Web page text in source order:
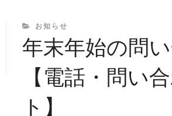
CATEGORIES
お知らせ
年末年始の問
【電話・問い
ト】